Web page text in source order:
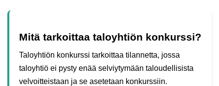
Mitä tarkoittaa taloyhtiön konkurssi?
Taloyhtiön konkurssi tarkoittaa tilannetta, jossa
taloyhtiö ei pysty enää selviytymään taloudellisista
velvoitteistaan ja se asetetaan konkurssiin.